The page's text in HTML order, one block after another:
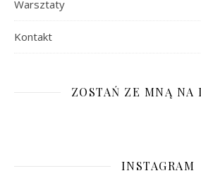
Warsztaty
Kontakt
ZOSTAŃ ZE MNĄ NA
INSTAGRAM